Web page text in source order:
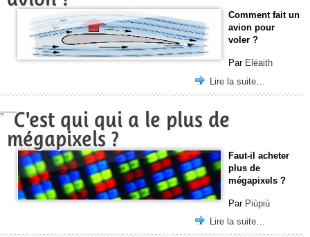
Comment fait un
avion pour
voler ?
Par Elëaith
Lire la suite…
C'est qui qui a le plus de
mégapixels ?
Faut-il acheter
plus de
mégapixels ?
Par Piùpiù
Lire la suite…